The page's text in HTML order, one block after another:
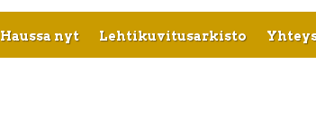
Haussa nyt Lehtikuvitusarkisto